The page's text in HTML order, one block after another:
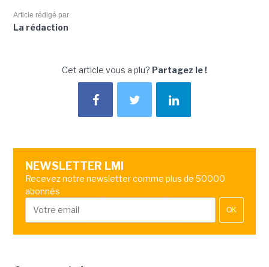
Article rédigé par
La rédaction
Cet article vous a plu? Partagez le !
NEWSLETTER LMI
Recevez notre newsletter comme plus de 50000
abonnés
OK